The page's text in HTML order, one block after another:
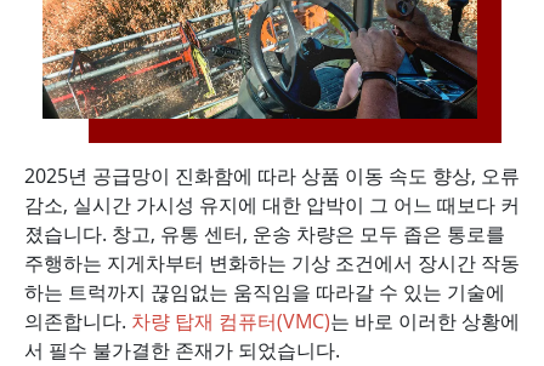
2025년 공급망이 진화함에 따라 상품 이동 속도 향상, 오류
감소, 실시간 가시성 유지에 대한 압박이 그 어느 때보다 커
졌습니다. 창고, 유통 센터, 운송 차량은 모두 좁은 통로를
주행하는 지게차부터 변화하는 기상 조건에서 장시간 작동
하는 트럭까지 끊임없는 움직임을 따라갈 수 있는 기술에
의존합니다. 차량 탑재 컴퓨터(VMC)는 바로 이러한 상황에
서 필수 불가결한 존재가 되었습니다.